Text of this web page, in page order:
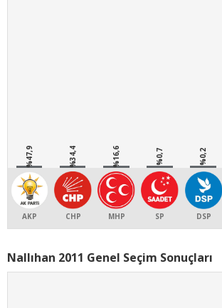
%47,9
AKP
%34,4
CHP
%16,6
MHP
%0,7
SP
%0,2
DSP
Nallıhan 2011 Genel Seçim Sonuçları